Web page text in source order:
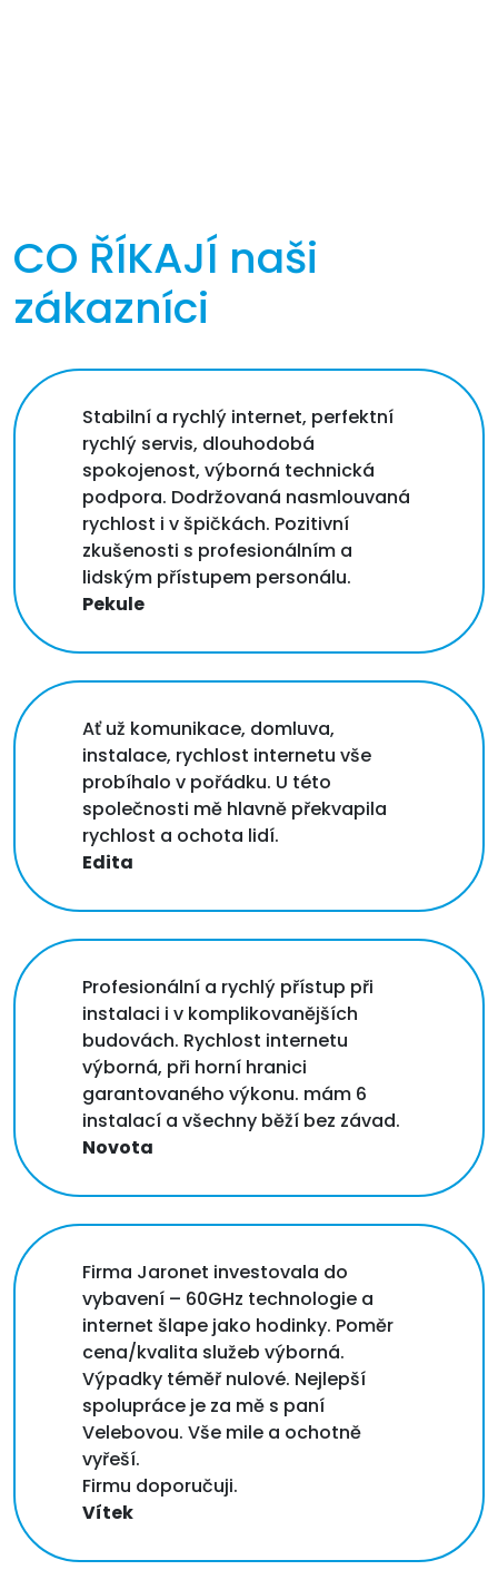
CO ŘÍKAJÍ naši
zákazníci
Stabilní a rychlý internet, perfektní
rychlý servis, dlouhodobá
spokojenost, výborná technická
podpora. Dodržovaná nasmlouvaná
rychlost i v špičkách. Pozitivní
zkušenosti s profesionálním a
lidským přístupem personálu.
Pekule
Ať už komunikace, domluva,
instalace, rychlost internetu vše
probíhalo v pořádku. U této
společnosti mě hlavně překvapila
rychlost a ochota lidí.
Edita
Profesionální a rychlý přístup při
instalaci i v komplikovanějších
budovách. Rychlost internetu
výborná, při horní hranici
garantovaného výkonu. mám 6
instalací a všechny běží bez závad.
Novota
Firma Jaronet investovala do
vybavení – 60GHz technologie a
internet šlape jako hodinky. Poměr
cena/kvalita služeb výborná.
Výpadky téměř nulové. Nejlepší
spolupráce je za mě s paní
Velebovou. Vše mile a ochotně
vyřeší.
Firmu doporučuji.
Vítek